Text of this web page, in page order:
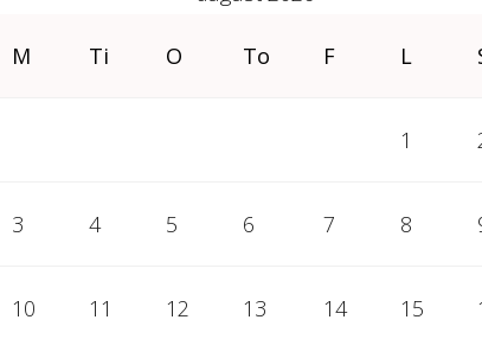
M Ti O To F L
1
3 4 5 6 7 8
10 11 12 13 14 15